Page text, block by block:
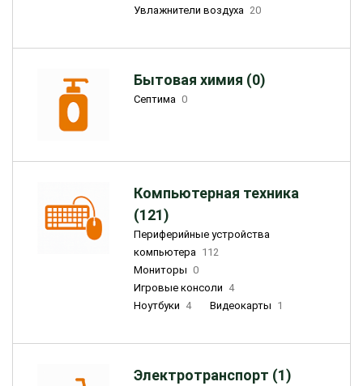
Увлажнители воздуха 20
Бытовая химия (0)
Септима 0
Компьютерная техника
(121)
Периферийные устройства
компьютера 112
Мониторы 0
Игровые консоли 4
Ноутбуки 4 Видеокарты 1
Электротранспорт (1)